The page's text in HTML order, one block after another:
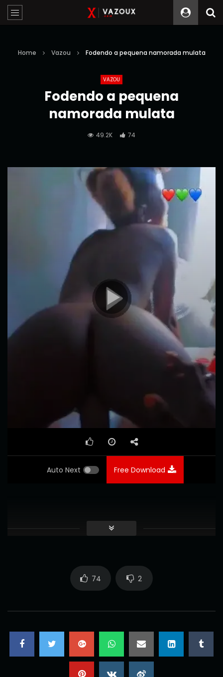
Home Vazou Fodendo a pequena namorada mulata
VAZOU
Fodendo a pequena
namorada mulata
49.2K 74
Reprodutor
de
vídeo
Auto Next Free Download
74 2